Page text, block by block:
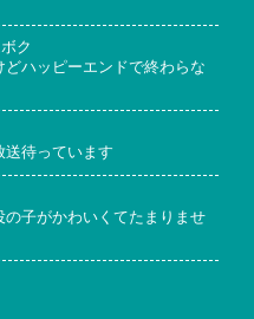
ク
ハッピーエンドで終わらな
送待っています
子がかわいくてたまりませ